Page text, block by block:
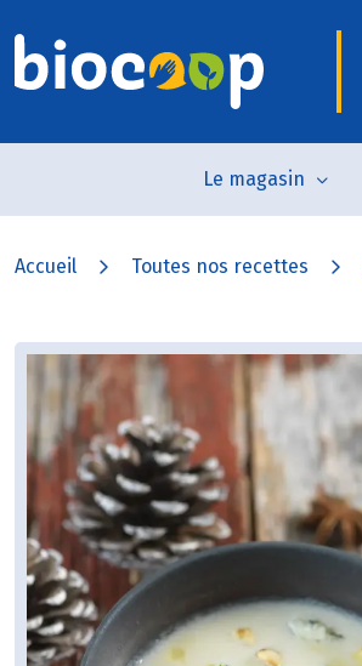
Le magasin
Accueil Toutes nos recettes